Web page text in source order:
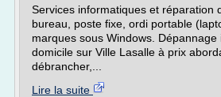
Services informatiques et réparation
bureau, poste fixe, ordi portable
marques sous Windows. Dépannage
domicile sur Ville Lasalle à prix
débrancher,...
Lire la suite